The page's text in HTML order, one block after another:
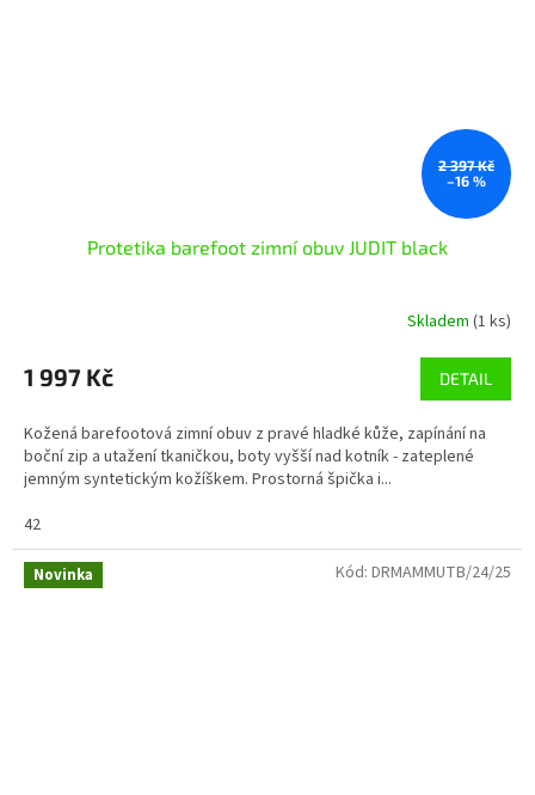
2 397 Kč
–16 %
Protetika barefoot zimní obuv JUDIT black
Skladem (1 ks)
1 997 Kč DETAIL
Kožená barefootová zimní obuv z pravé hladké kůže, zapínání na
boční zip a utažení tkaničkou, boty vyšší nad kotník - zateplené
jemným syntetickým kožíškem. Prostorná špička i...
42
Novinka Kód: DRMAMMUTB/24/25